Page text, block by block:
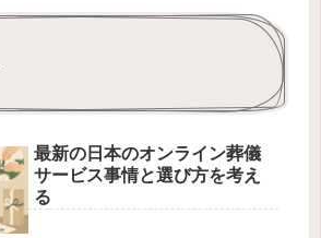
最新の日本のオンライン葬儀
サービス事情と選び方を考え
る